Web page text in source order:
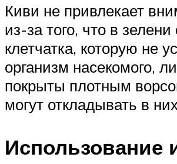
Киви не привлекает
из-за того, что в
клетчатка, которую не
организм насекомого,
покрыты плотным
могут откладывать в
Использование